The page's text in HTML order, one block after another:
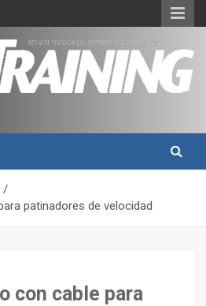
del deporte
patinadores de velocidad
con cable para